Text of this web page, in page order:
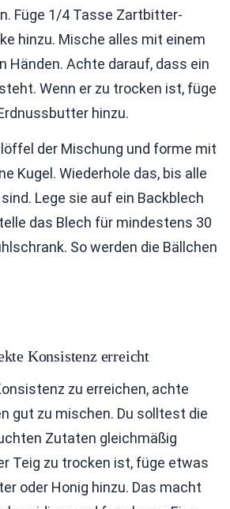
Füge 1/4 Tasse Zartbitter-
hinzu. Mische alles mit einem
Händen. Achte darauf, dass ein
Wenn er zu trocken ist, füge
hinzu.
der Mischung und forme mit
Kugel. Wiederhole das, bis alle
Lege sie auf ein Backblech
das Blech für mindestens 30
So werden die Bällchen
Konsistenz erreicht
zu erreichen, achte
gut zu mischen. Du solltest die
Zutaten gleichmäßig
Teig zu trocken ist, füge etwas
oder Honig hinzu. Das macht